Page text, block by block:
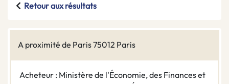
Retour aux résultats
A proximité de Paris 75012 Paris
Acheteur : Ministère de l'Économie, des Finances et